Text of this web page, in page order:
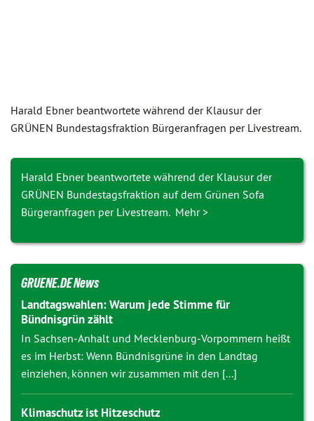
Harald Ebner beantwortete während der Klausur der
GRÜNEN Bundes­tags­fraktion Bürgeranfragen per Livestream.
Harald Ebner beantwortete während der Klausur der
GRÜNEN Bundestagsfraktion auf dem Grünen Sofa
Bürgeranfragen per Livestream. Mehr >
GRUENE.DE News
Landtagswahlen: Warum jede Stimme für
Bündnisgrün zählt
In Sachsen-Anhalt und Mecklenburg-Vorpommern heißt
es im Herbst: Wenn Bündnisgrüne in den Landtag
einziehen, können wir zusammen mit den [...]
Klimaschutz ist Hitzeschutz